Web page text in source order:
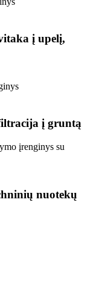
į upelį,
į gruntą
nuotekų